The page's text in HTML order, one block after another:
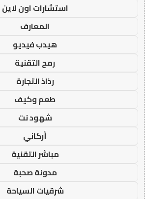
استشارات اون لاين
المعارف
هيدب فيديو
رمح التقنية
رذاذ التجارة
طعم وكيف
شهود نت
أركاني
مباشر التقنية
مدونة صحبة
شرقيات السياحة